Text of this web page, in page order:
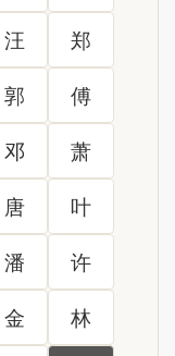
汪
郑
郭
傅
邓
萧
唐
叶
潘
许
金
林